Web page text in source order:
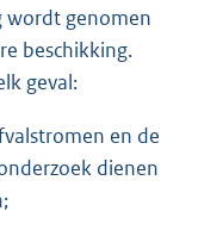
wordt genomen
beschikking.
geval:
en de
dienen